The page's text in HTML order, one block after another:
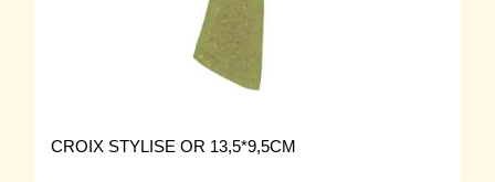
CROIX STYLISE OR 13,5*9,5CM